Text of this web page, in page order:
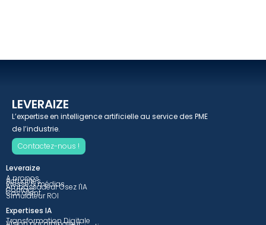
LEVERAIZE
L’expertise en intelligence artificielle au service des PME
de l’industrie.
Contactez-nous !
Leveraize
A propos
Actualités
Presse & médias
Ambassadeur Osez l'IA
Contact
Cas client
Simulateur ROI
Expertises IA
Transformation Digitale